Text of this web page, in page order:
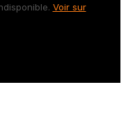
Voir sur